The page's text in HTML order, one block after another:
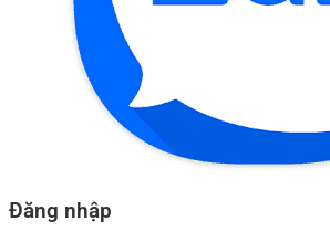
Đăng nhập